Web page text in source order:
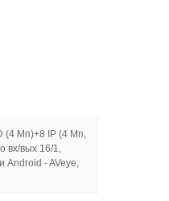
(4 Мп)+8 IP (4 Мп,
вх/вых 16/1,
Android - AVeye,